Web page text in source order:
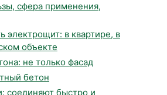
сфера применения,
электрощит: в квартире, в
объекте
не только фасад
бетон
соединяют быстро и